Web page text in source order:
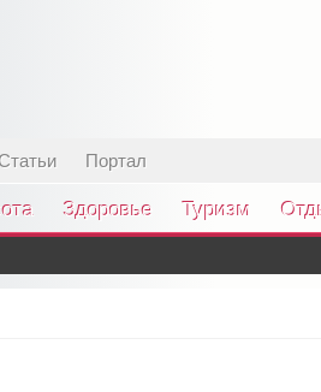
Статьи Портал
Здоровье Туризм